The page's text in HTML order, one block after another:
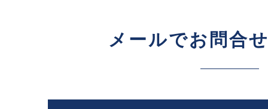
メールでお問合